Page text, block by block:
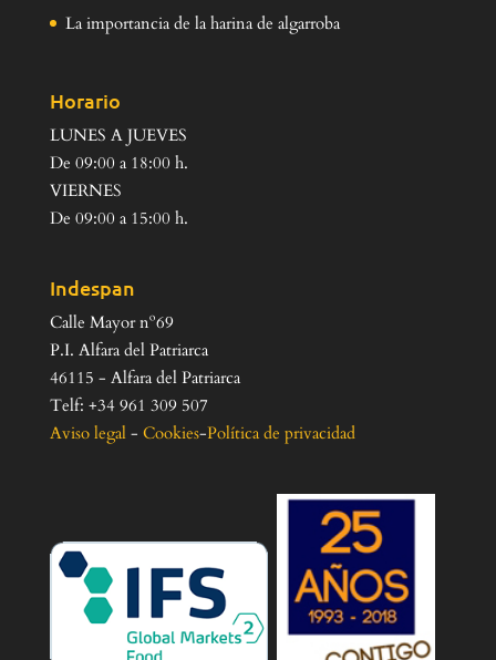
La importancia de la harina de algarroba
Horario
LUNES A JUEVES
De 09:00 a 18:00 h.
VIERNES
De 09:00 a 15:00 h.
Indespan
Calle Mayor nº69
P.I. Alfara del Patriarca
46115 - Alfara del Patriarca
Telf: +34 961 309 507
Aviso legal- Cookies-Política de privacidad